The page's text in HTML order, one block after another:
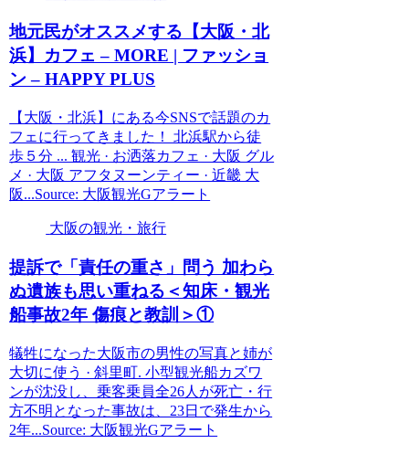
地元民がオススメする【大阪 ・北
浜】カフェ – MORE | ファッショ
ン – HAPPY PLUS
【大阪・北浜】にある今SNSで話題のカ
フェに行ってきました！ 北浜駅から徒
歩５分 ... 観光 · お洒落カフェ · 大阪 グル
メ · 大阪 アフタヌーンティー · 近畿 大
阪...Source: 大阪観光Gアラート
大阪の観光・旅行
提訴で「責任の重さ」問う 加わら
ぬ遺族も思い重ねる＜知床・観光
船事故2年 傷痕と教訓＞①
犠牲になった大阪市の男性の写真と姉が
大切に使う · 斜里町. 小型観光船カズワ
ンが沈没し、乗客乗員全26人が死亡・行
方不明となった事故は、23日で発生から
2年...Source: 大阪観光Gアラート